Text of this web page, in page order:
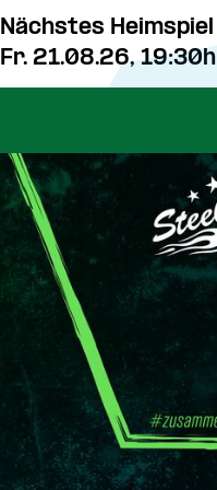
Nächstes Heimspiel
Fr. 21.08.26, 19:30h